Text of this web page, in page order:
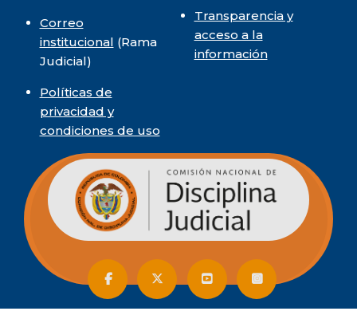
Correo
institucional (Rama
Judicial)
Políticas de
privacidad y
condiciones de uso
Transparencia y
acceso a la
información